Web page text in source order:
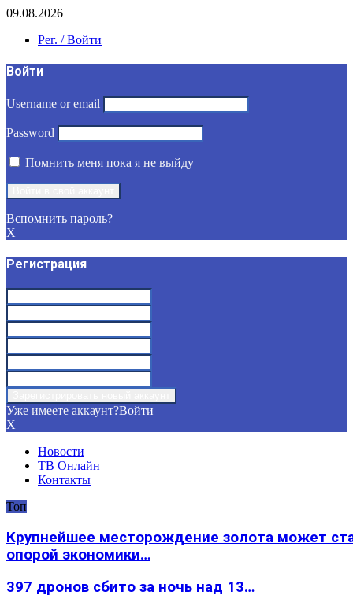
09.08.2026
Рег. / Войти
Войти
Username or email
Password
Помнить меня пока я не выйду
Вспомнить пароль?
X
Регистрация
Уже имеете аккаунт?Войти
X
Новости
ТВ Онлайн
Контакты
Топ
Крупнейшее месторождение золота может
опорой экономики…
397 дронов сбито за ночь над 13…